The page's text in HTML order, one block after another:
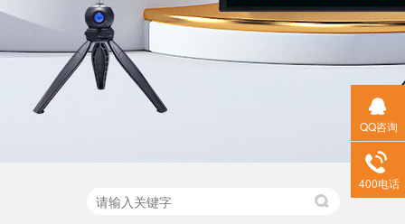
QQ咨询
400电话